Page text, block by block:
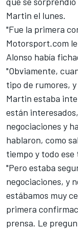
Martin el lunes.
"Fue la primera
Motorsport.com
Alonso había
"Obviamente,
tipo de rumores,
Martin estaba
están
negociaciones y
hablaron, como
tiempo y todo ese
"Pero estaba
negociaciones, y
estábamos muy
primera
prensa. Le